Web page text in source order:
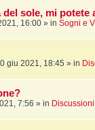
sole, mi potete
16:00 » in Sogni e
giu 2021, 18:45 » in
7:56 » in